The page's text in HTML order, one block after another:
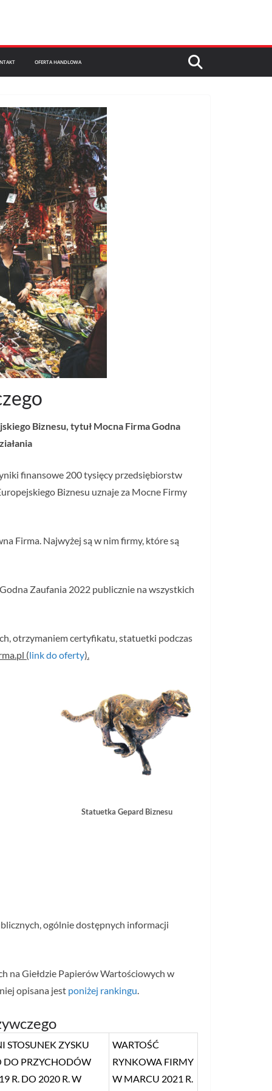
OFERTA HANDLOWA
Biznesu, tytuł Mocna Firma Godna
finansowe 200 tysięcy przedsiębiorstw
Biznesu uznaje za Mocne Firmy
Firma. Najwyżej są w nim firmy, które są
Zaufania 2022 publicznie na wszystkich
otrzymaniem certyfikatu, statuetki podczas
(link do oferty).
Statuetka Gepard Biznesu
ogólnie dostępnych informacji
na Giełdzie Papierów Wartościowych w
opisana jest poniżej rankingu
STOSUNEK ZYSKU
DO PRZYCHODÓW
R. DO 2020 R. W
WARTOŚĆ
RYNKOWA FIRMY
W MARCU 2021 R.